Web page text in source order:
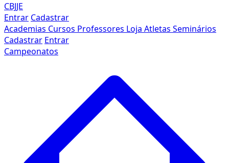
CBJJE
Entrar Cadastrar
Academias Cursos Professores Loja Atletas Seminários
Cadastrar Entrar
Campeonatos